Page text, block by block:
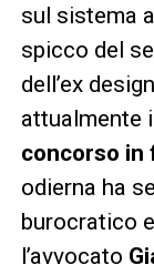
sul sistema
spicco del
dell’ex
attualmente
concorso in
odierna ha
burocratico
l’avvocato